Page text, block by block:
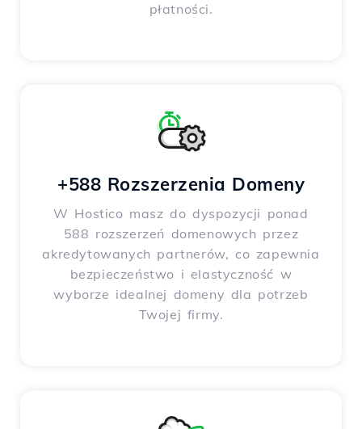
płatności.
+588 Rozszerzenia Domeny
W Hostico masz do dyspozycji ponad
588 rozszerzeń domenowych przez
akredytowanych partnerów, co zapewnia
bezpieczeństwo i elastyczność w
wyborze idealnej domeny dla potrzeb
Twojej firmy.